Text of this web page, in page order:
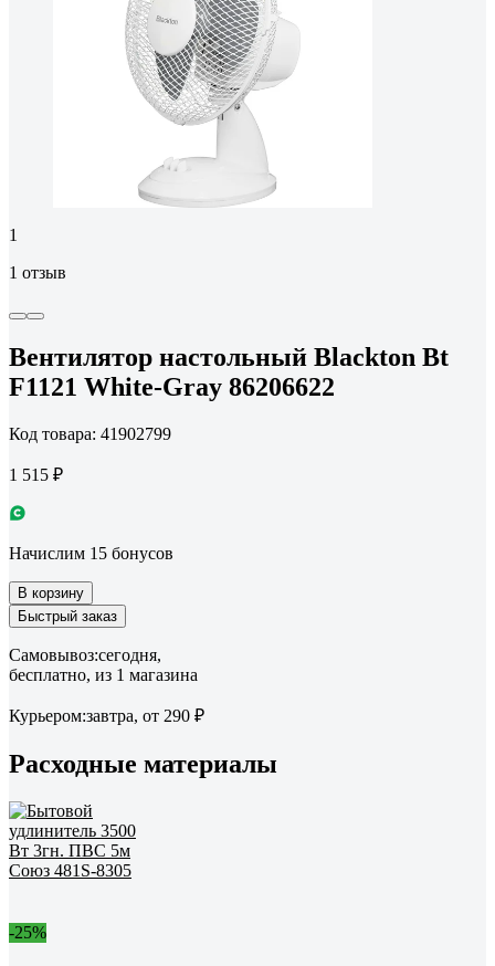
1
1 отзыв
Вентилятор настольный Blackton Bt
F1121 White-Gray 86206622
Код товара: 41902799
1 515 ₽
Начислим 15 бонусов
В корзину
Быстрый заказ
Самовывоз:сегодня,
бесплатно, из 1 магазина
Курьером:завтра, от 290 ₽
Расходные материалы
-25%